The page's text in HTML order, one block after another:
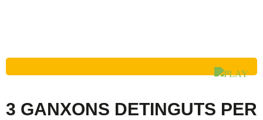
3 GANXONS DETINGUTS PER